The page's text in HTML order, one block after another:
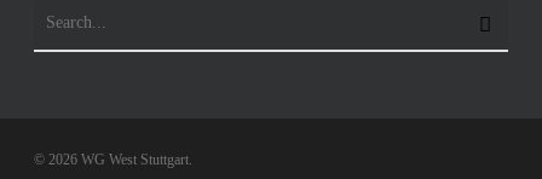
© 2026 WG West Stuttgart.